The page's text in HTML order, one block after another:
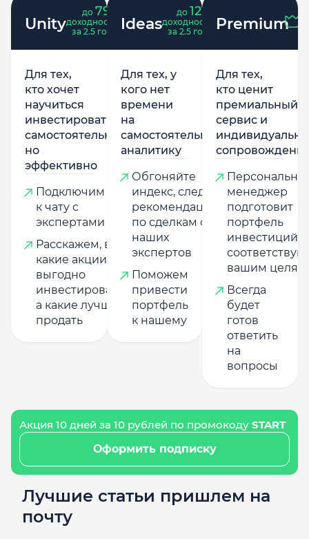
Unity
до 79
доходность
за 2.5 года
Для тех,
кто хочет
научиться
инвестировать
самостоятельно,
но
эффективно
Подключим
к чату с
экспертами
Расскажем, в
какие акции
выгодно
инвестировать,
а какие лучше
продать
Ideas
до 121
доходность
за 2.5 года
Для тех, у
кого нет
времени
на
самостоятельную
аналитику
Обгоняйте
индекс, следуя
рекомендациям
по сделкам от
наших
экспертов
Поможем
привести
портфель
к нашему
Premium
Для тех,
кто ценит
премиальный
сервис и
менеджер
подготовит
портфель
инвестиций,
вашим целям
Всегда
будет
готов
ответить
на
вопросы
Акция 10 дней за 10 рублей по промокоду START
Оформить подписку
Лучшие статьи пришлем на
почту